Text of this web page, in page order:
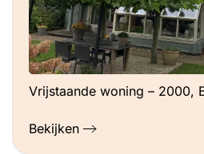
Vrijstaande woning – 2000,
Bekijken